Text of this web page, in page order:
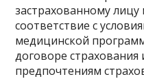
застрахованному лицу
соответствие с
медицинской
договоре страхования
предпочтениям